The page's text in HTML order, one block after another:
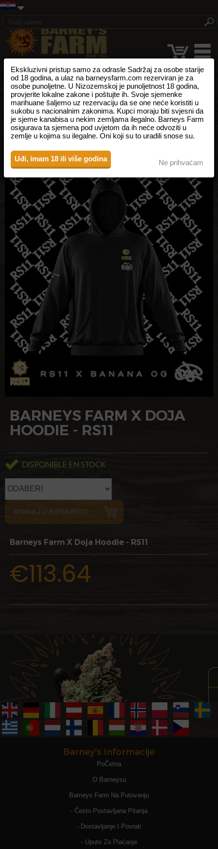
BARNEYS FARM X DOJA
HOODIE - RS11
Barneys Farm X Doja Hoodie - RS11
€113.64
Barney's Informacije
PoČetna
O Barneysu
Barneys Farm Na Putovanju
- Često Postavljana Pitanja
- Dostavljanje I Povrati
- Upute Za Plaćanje
Ekskluzivni pristup samo za odrasle Sadržaj za osobe starije
od 18 godina, a ulaz na barneysfarm.com rezerviran je za
osobe punoljetne. U Nizozemskoj je punoljetnost 18 godina,
provjerite lokalne zakone i poštujte ih. Svoje sjemenke
marihuane šaljemo uz rezervaciju da se one neće koristiti u
sukobu s nacionalnim zakonima. Kupci moraju biti svjesni da
je sjeme kanabisa u nekim zemljama ilegalno. Barneys Farm
osigurava ta sjemena pod uvjetom da ih neće odvoziti u
zemlje u kojima su ilegalne. Oni koji su to uradili snose su.
Uđi, imam 18 ili više godina Ne prihvaćam